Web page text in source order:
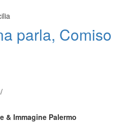
parla, Comiso
& Immagine Palermo